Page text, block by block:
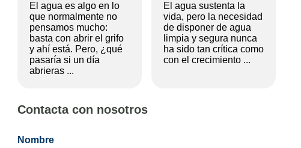
El agua es algo en lo
que normalmente no
pensamos mucho:
basta con abrir el grifo
y ahí está. Pero, ¿qué
pasaría si un día
abrieras ...
El agua sustenta la
vida, pero la necesidad
de disponer de agua
limpia y segura nunca
ha sido tan crítica como
con el crecimiento ...
Contacta con nosotros
Nombre